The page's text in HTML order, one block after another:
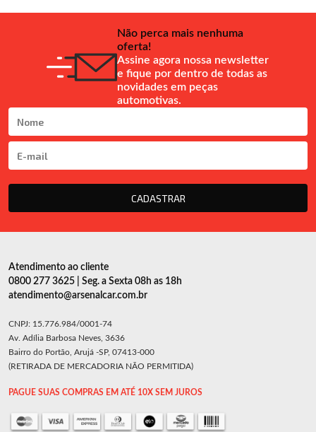
Não perca mais nenhuma
oferta!
Assine agora nossa newsletter
e fique por dentro de todas as
novidades em peças
automotivas.
CADASTRAR
Atendimento ao cliente
0800 277 3625 | Seg. a Sexta 08h as 18h
atendimento@arsenalcar.com.br
CNPJ: 15.776.984/0001-74
Av. Adília Barbosa Neves, 3636
Bairro do Portão, Arujá -SP, 07413-000
(RETIRADA DE MERCADORIA NÃO PERMITIDA)
PAGUE SUAS COMPRAS EM ATÉ 10X SEM JUROS